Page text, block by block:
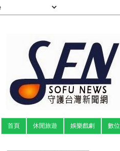
首頁 休閒旅遊 娛樂戲劇 數